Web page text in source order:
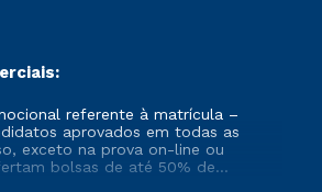
referente à matrícula –
aprovados em todas as
exceto na prova on-line ou
bolsas de até 50% de